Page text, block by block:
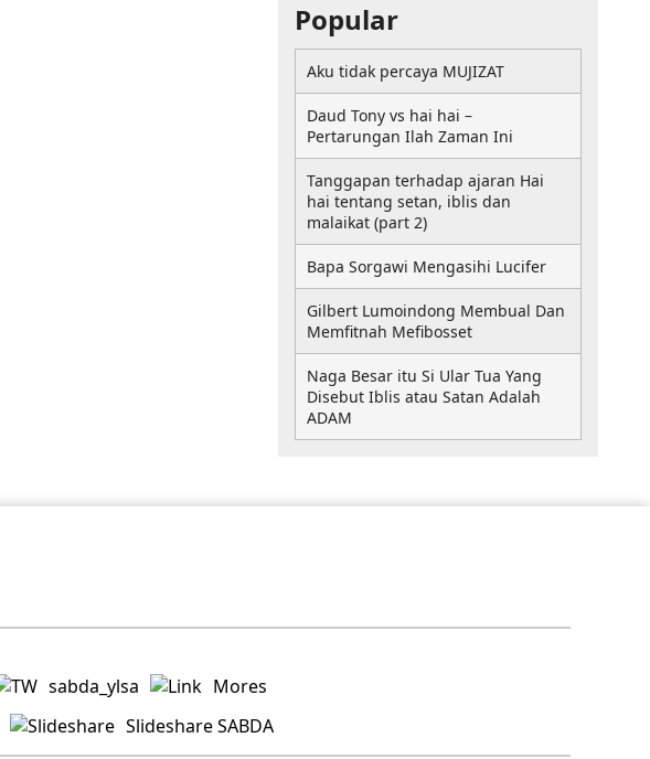
Popular
Aku tidak percaya MUJIZAT
Daud Tony vs hai hai –
Pertarungan Ilah Zaman Ini
Tanggapan terhadap ajaran Hai
hai tentang setan, iblis dan
malaikat (part 2)
Bapa Sorgawi Mengasihi Lucifer
Gilbert Lumoindong Membual Dan
Memfitnah Mefibosset
Naga Besar itu Si Ular Tua Yang
Disebut Iblis atau Satan Adalah
ADAM
sabda_ylsa
Mores
Slideshare SABDA